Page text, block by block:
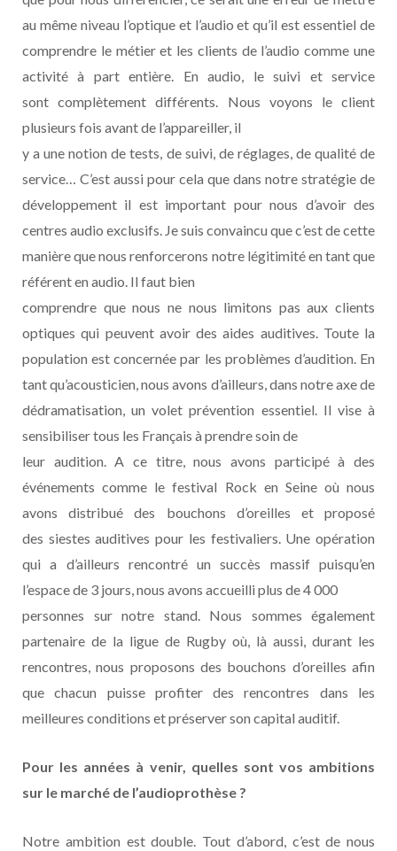
au même niveau l’optique et l’audio et qu’il est essentiel de
comprendre le métier et les clients de l’audio comme une
activité à part entière. En audio, le suivi et service
sont complètement différents. Nous voyons le client
plusieurs fois avant de l’appareiller, il
y a une notion de tests, de suivi, de réglages, de qualité de
service… C’est aussi pour cela que dans notre stratégie de
développement il est important pour nous d’avoir des
centres audio exclusifs. Je suis convaincu que c’est de cette
manière que nous renforcerons notre légitimité en tant que
référent en audio. Il faut bien
comprendre que nous ne nous limitons pas aux clients
optiques qui peuvent avoir des aides auditives. Toute la
population est concernée par les problèmes d’audition. En
tant qu’acousticien, nous avons d’ailleurs, dans notre axe de
dédramatisation, un volet prévention essentiel. Il vise à
sensibiliser tous les Français à prendre soin de
leur audition. A ce titre, nous avons participé à des
événements comme le festival Rock en Seine où nous
avons distribué des bouchons d’oreilles et proposé
des siestes auditives pour les festivaliers. Une opération
qui a d’ailleurs rencontré un succès massif puisqu’en
l’espace de 3 jours, nous avons accueilli plus de 4 000
personnes sur notre stand. Nous sommes également
partenaire de la ligue de Rugby où, là aussi, durant les
rencontres, nous proposons des bouchons d’oreilles afin
que chacun puisse profiter des rencontres dans les
meilleures conditions et préserver son capital auditif.
Pour les années à venir, quelles sont vos ambitions
sur le marché de l’audioprothèse ?
Notre ambition est double. Tout d’abord, c’est de nous